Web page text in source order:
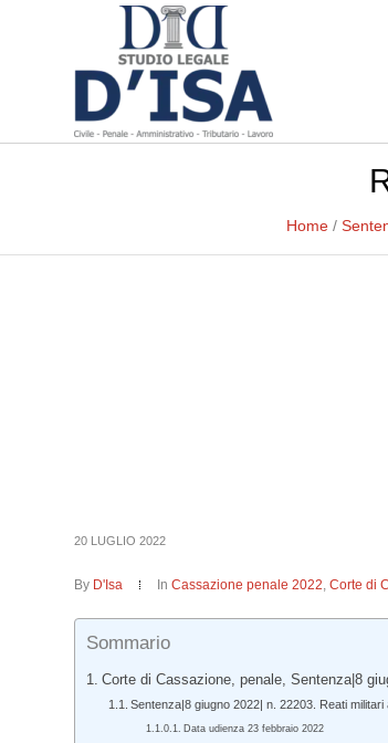
Home /
20 LUGLIO 2022
By D'Isa InCassazione penale 2022,Corte di
Sommario
Corte di Cassazione, penale, Sentenza|8
Sentenza|8 giugno 2022| n. 22203. Reati
Data udienza 23 febbraio 2022